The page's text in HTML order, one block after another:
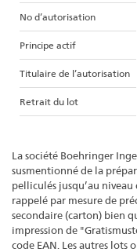
No d’autorisation
Principe actif
Titulaire de l’autorisation
Retrait du lot
La société Boehringer
susmentionné de la
pelliculés jusqu’au
rappelé par mesure de
secondaire (carton) bien
impression de
code EAN. Les autres